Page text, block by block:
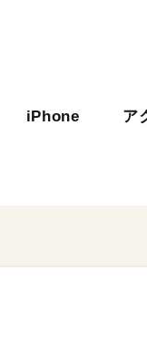
iPhone ア